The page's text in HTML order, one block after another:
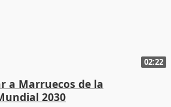
02:22
a Marruecos de la
2030